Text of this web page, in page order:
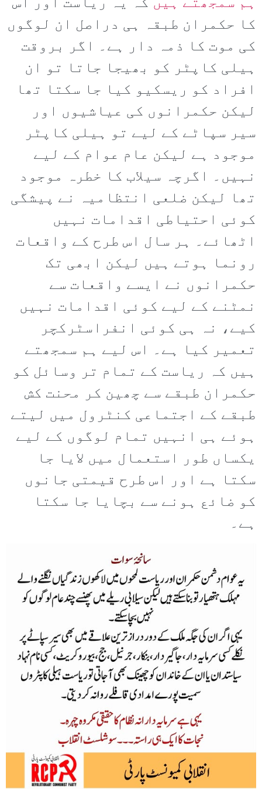
کا حکمران طبقہ ہی دراصل ان لوگوں
کی موت کا ذمہ دار ہے۔ اگر بروقت
ہیلی کاپٹر کو بھیجا جاتا تو ان
افراد کو ریسکیو کیا جا سکتا تھا
لیکن حکمرانوں کی عیاشیوں اور
سیر سپاٹے کے لیے تو ہیلی کاپٹر
موجود ہے لیکن عام عوام کے لیے
نہیں۔ اگرچہ سیلاب کا خطرہ موجود
تھا لیکن ضلعی انتظامیہ نے پیشگی
کوئی احتیاطی اقدامات نہیں
اٹھائے۔ ہر سال اس طرح کے واقعات
رونما ہوتے ہیں لیکن ابھی تک
حکمرانوں نے ایسے واقعات سے
نمٹنے کے لیے کوئی اقدامات نہیں
کیے، نہ ہی کوئی انفراسٹرکچر
تعمیر کیا ہے۔ اس لیے ہم سمجھتے
ہیں کہ ریاست کے تمام تر وسائل کو
حکمران طبقے سے چھین کر محنت کش
طبقے کے اجتماعی کنٹرول میں لیتے
ہوئے ہی انہیں تمام لوگوں کے لیے
یکساں طور استعمال میں لایا جا
سکتا ہے اور اس طرح قیمتی جانوں
کو ضائع ہونے سے بچایا جا سکتا
ہے۔